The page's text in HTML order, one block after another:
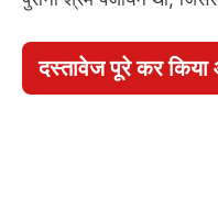
दस्तावेज पूरे कर